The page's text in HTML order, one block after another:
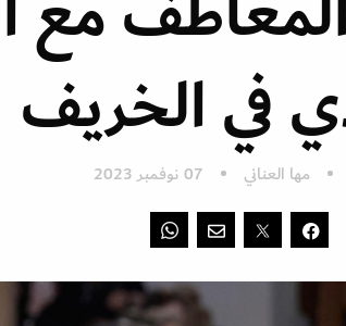
في الخريف
مها العناني 07 نوفمبر 2023